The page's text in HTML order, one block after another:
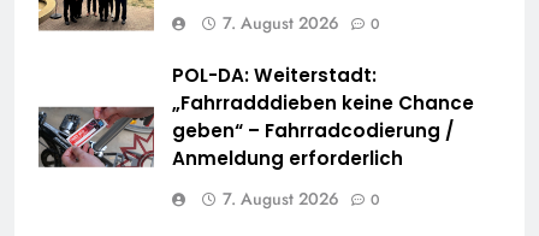
7. August 2026 0
POL-DA: Weiterstadt:
„Fahrradddieben keine Chance
geben“ – Fahrradcodierung /
Anmeldung erforderlich
7. August 2026 0